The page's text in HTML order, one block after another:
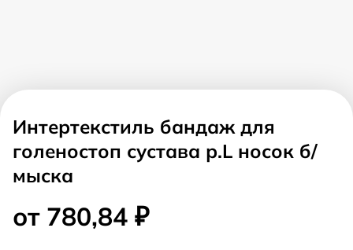
Интертекстиль бандаж для
голеностоп сустава р.L носок б/
мыска
от 780,84 ₽